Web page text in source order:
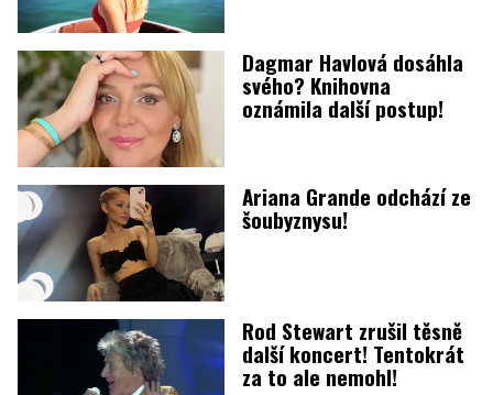
Dagmar Havlová dosáhla
svého? Knihovna
oznámila další postup!
Ariana Grande odchází ze
šoubyznysu!
Rod Stewart zrušil těsně
další koncert! Tentokrát
za to ale nemohl!